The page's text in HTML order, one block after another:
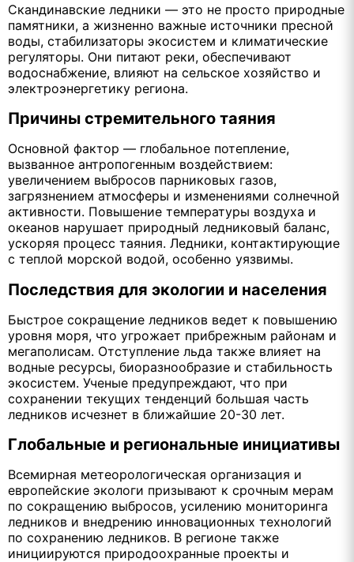
Скандинавские ледники — это не просто природные
памятники, а жизненно важные источники пресной
воды, стабилизаторы экосистем и климатические
регуляторы. Они питают реки, обеспечивают
водоснабжение, влияют на сельское хозяйство и
электроэнергетику региона.
Причины стремительного таяния
Основной фактор — глобальное потепление,
вызванное антропогенным воздействием:
увеличением выбросов парниковых газов,
загрязнением атмосферы и изменениями солнечной
активности. Повышение температуры воздуха и
океанов нарушает природный ледниковый баланс,
ускоряя процесс таяния. Ледники, контактирующие
с теплой морской водой, особенно уязвимы.
Последствия для экологии и населения
Быстрое сокращение ледников ведет к повышению
уровня моря, что угрожает прибрежным районам и
мегаполисам. Отступление льда также влияет на
водные ресурсы, биоразнообразие и стабильность
экосистем. Ученые предупреждают, что при
сохранении текущих тенденций большая часть
ледников исчезнет в ближайшие 20-30 лет.
Глобальные и региональные инициативы
Всемирная метеорологическая организация и
европейские экологи призывают к срочным мерам
по сокращению выбросов, усилению мониторинга
ледников и внедрению инновационных технологий
по сохранению ледников. В регионе также
инициируются природоохранные проекты и